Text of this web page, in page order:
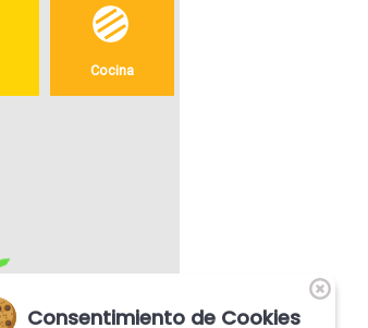
Cocina
Consentimiento de Cookies